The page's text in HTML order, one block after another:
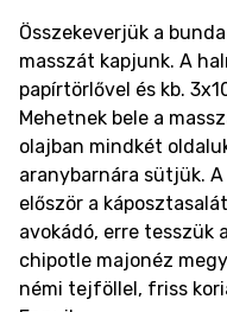
Összekeverjük a
masszát kapjunk. A
papírtörlővel és kb.
Mehetnek bele a
olajban mindkét
aranybarnára sütjük.
először a
avokádó, erre tesszük
chipotle majonéz
némi tejföllel, friss